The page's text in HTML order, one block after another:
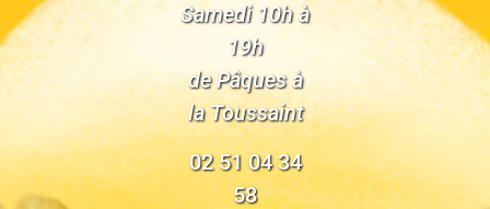
Samedi 10h à
19h
de Pâques à
la Toussaint
02 51 04 34
58